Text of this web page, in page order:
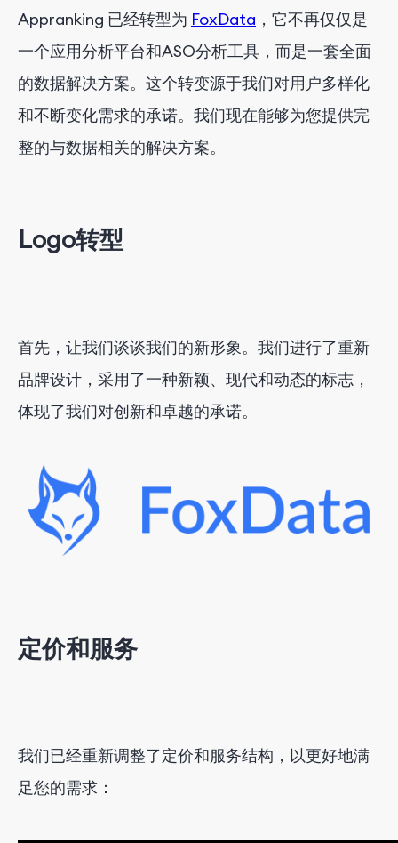
Appranking 已经转型为 FoxData ，它不再仅仅是
一个应用分析平台和ASO分析工具，而是一套全面
的数据解决方案。这个转变源于我们对用户多样化
和不断变化需求的承诺。我们现在能够为您提供完
整的与数据相关的解决方案。
Logo转型
首先，让我们谈谈我们的新形象。我们进行了重新
品牌设计，采用了一种新颖、现代和动态的标志，
体现了我们对创新和卓越的承诺。
定价和服务
我们已经重新调整了定价和服务结构，以更好地满
足您的需求：